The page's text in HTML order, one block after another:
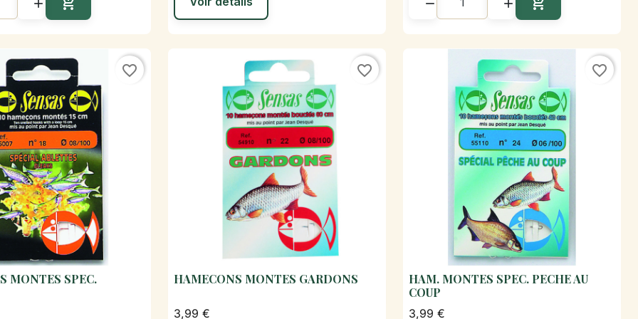

Ajouter au panier
 
Ajouter au panier
favorite_border
MONTES SPEC.
favorite_border
HAMECONS MONTES GARDONS
3,99 €
favorite_border
HAM. MONTES SPEC. PECHE AU
COUP
3,99 €